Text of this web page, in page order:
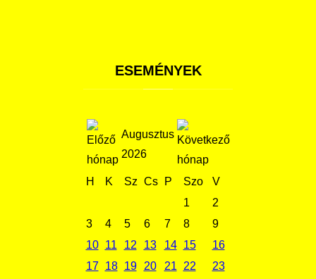
ESEMÉNYEK
Augusztus
2026
H K Sz Cs P Szo
V
1
2
3
4 5 6 7 8
9
10
11 12 13 14 15
16
17
18 19 20 21 22
23